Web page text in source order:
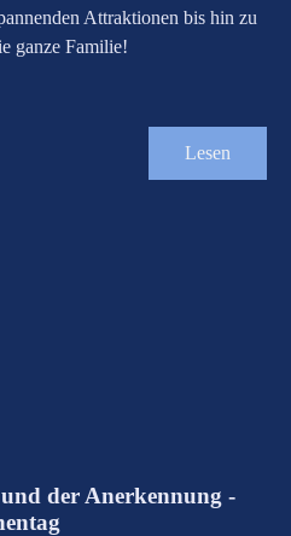
Attraktionen bis hin zu
ganze Familie!
Lesen
der Anerkennung -